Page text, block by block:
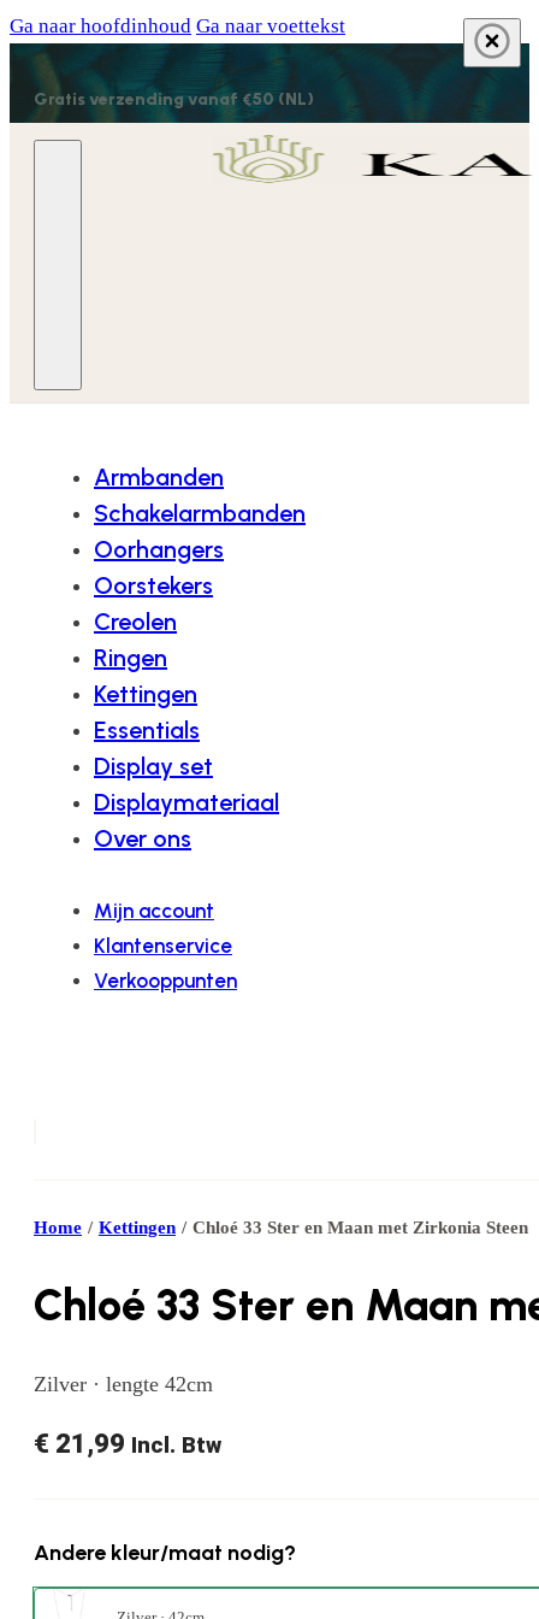
Ga naar hoofdinhoud Ga naar voettekst
Gratis verzending vanaf €50 (NL)
Armbanden
Schakelarmbanden
Oorhangers
Oorstekers
Creolen
Ringen
Kettingen
Essentials
Display set
Displaymateriaal
Over ons
Mijn account
Klantenservice
Verkooppunten
Home / Kettingen / Chloé 33 Ster en Maan met Zirkonia Steen
Chloé 33 Ster en Maan
Zilver · lengte 42cm
€ 21,99 Incl. Btw
Andere kleur/maat nodig?